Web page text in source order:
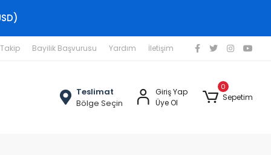
Bayilik Başvurusu Yardım İletişim
Teslimat
Bölge Seçin
Giriş Yap
Üye Ol
0
Sepetim